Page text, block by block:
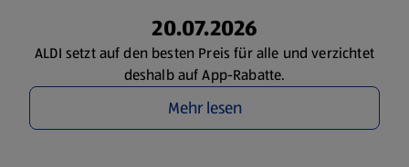
20.07.2026
ALDI setzt auf den besten Preis für alle und verzichtet
deshalb auf App-Rabatte.
Mehr lesen